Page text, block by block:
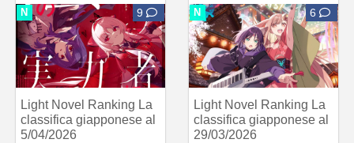
N 9
Light Novel Ranking La
classifica giapponese al
5/04/2026
N 6
Light Novel Ranking La
classifica giapponese al
29/03/2026